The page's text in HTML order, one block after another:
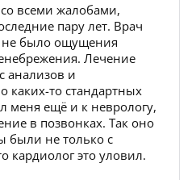
всеми жалобами,
пару лет. Врач
не было ощущения
Лечение
анализов и
каких-то стандартных
меня ещё и к неврологу,
в позвонках. Так оно
были не только с
кардиолог это уловил.